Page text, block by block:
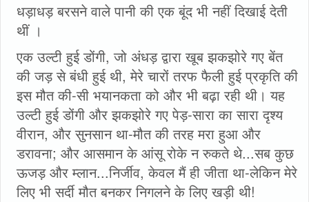
धड़ाधड़ बरसने वाले पानी की एक बूंद भी नहीं दिखाई देती
थीं ।
एक उल्टी हुई डोंगी, जो अंधड़ द्वारा खूब झकझोरे गए बेंत
की जड़ से बंधी हुई थी, मेरे चारों तरफ फैली हुई प्रकृति की
इस मौत की-सी भयानकता को और भी बढ़ा रही थी। यह
उल्टी हुई डोंगी और झकझोरे गए पेड़-सारा का सारा दृश्य
वीरान, और सुनसान था-मौत की तरह मरा हुआ और
डरावना; और आसमान के आंसू रोके न रुकते थे...सब कुछ
ऊजड़ और म्लान...निर्जीव, केवल मैं ही जीता था-लेकिन मेरे
लिए भी सर्दी मौत बनकर निगलने के लिए खड़ी थी!